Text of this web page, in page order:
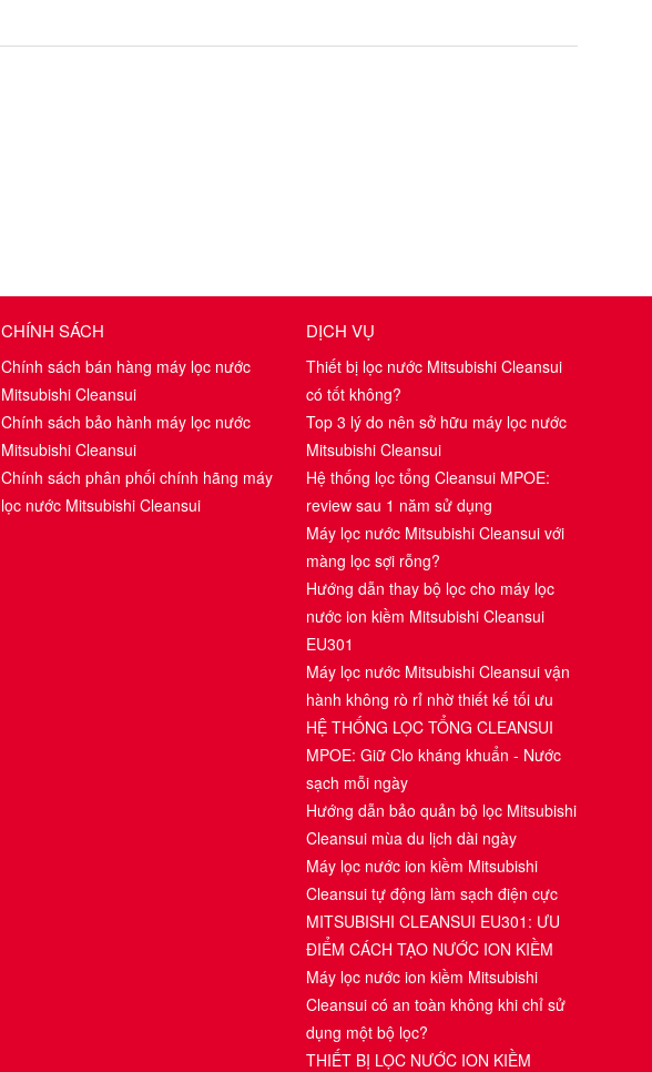
CHÍNH SÁCH
Chính sách bán hàng máy lọc nước
Mitsubishi Cleansui
Chính sách bảo hành máy lọc nước
Mitsubishi Cleansui
Chính sách phân phối chính hãng máy
lọc nước Mitsubishi Cleansui
DỊCH VỤ
Thiết bị lọc nước Mitsubishi Cleansui
có tốt không?
Top 3 lý do nên sở hữu máy lọc nước
Mitsubishi Cleansui
Hệ thống lọc tổng Cleansui MPOE:
review sau 1 năm sử dụng
Máy lọc nước Mitsubishi Cleansui với
màng lọc sợi rỗng?
Hướng dẫn thay bộ lọc cho máy lọc
nước ion kiềm Mitsubishi Cleansui
EU301
Máy lọc nước Mitsubishi Cleansui vận
hành không rò rỉ nhờ thiết kế tối ưu
HỆ THỐNG LỌC TỔNG CLEANSUI
MPOE: Giữ Clo kháng khuẩn - Nước
sạch mỗi ngày
Hướng dẫn bảo quản bộ lọc Mitsubishi
Cleansui mùa du lịch dài ngày
Máy lọc nước ion kiềm Mitsubishi
Cleansui tự động làm sạch điện cực
MITSUBISHI CLEANSUI EU301: ƯU
ĐIỂM CÁCH TẠO NƯỚC ION KIỀM
Máy lọc nước ion kiềm Mitsubishi
Cleansui có an toàn không khi chỉ sử
dụng một bộ lọc?
THIẾT BỊ LỌC NƯỚC ION KIỀM